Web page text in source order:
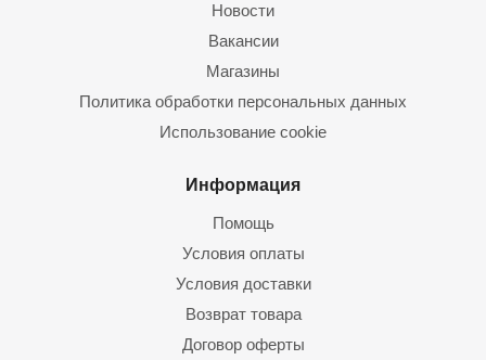
Новости
Вакансии
Магазины
Политика обработки персональных данных
Использование cookie
Информация
Помощь
Условия оплаты
Условия доставки
Возврат товара
Договор оферты